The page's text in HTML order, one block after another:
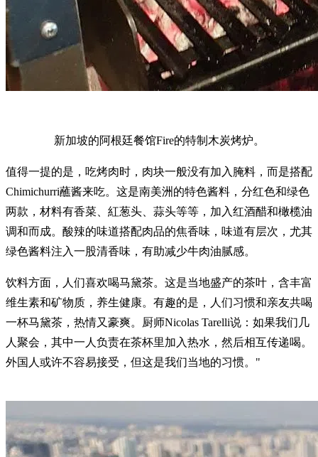
新加坡的阿根廷餐馆Fire的特制木炭烤炉。
值得一提的是，吃烤肉时，肉块一般没有加入腌料，而是搭配
Chimichurri蘸酱来吃。这是南美洲的特色酱料，分红色和绿色
两款，材料有香菜、紅葱头、蒜头等等，加入红酒醋和橄榄油
调和而成。酸辣的味道搭配肉品的焦香味，味道有层次，尤其
绿色酱料注入一股清香味，有助减少牛肉油腻感。
饮料方面，人们喜欢喝马黛茶。这是当地盛产的茶叶，含丰富
维生素和矿物质，养生健康。有趣的是，人们习惯和亲友共喝
一杯马黛茶，热情又豪爽。厨师Nicolas Tarelli说：如果我们几
人聚会，其中一人负责在茶杯里加入热水，然后相互传递喝。
外国人或许不容易接受，但这是我们当地的习惯。"